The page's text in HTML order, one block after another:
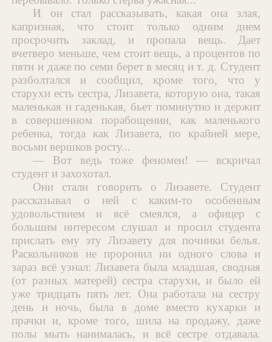
И он стал рассказывать, какая она злая,
капризная, что стоит только одним днем
просрочить заклад, и пропала вещь. Дает
вчетверо меньше, чем стоит вещь, а процентов по
пяти и даже по семи берет в месяц и т. д. Студент
разболтался и сообщил, кроме того, что у
старухи есть сестра, Лизавета, которую она, такая
маленькая и гаденькая, бьет поминутно и держит
в совершенном порабощении, как маленького
ребенка, тогда как Лизавета, по крайней мере,
восьми вершков росту...
— Вот ведь тоже феномен! — вскричал
студент и захохотал.
Они стали говорить о Лизавете. Студент
рассказывал о ней с каким-то особенным
удовольствием и всё смеялся, а офицер с
большим интересом слушал и просил студента
прислать ему эту Лизавету для починки белья.
Раскольников не проронил ни одного слова и
зараз всё узнал: Лизавета была младшая, сводная
(от разных матерей) сестра старухи, и было ей
уже тридцать пять лет. Она работала на сестру
день и ночь, была в доме вместо кухарки и
прачки и, кроме того, шила на продажу, даже
полы мыть нанималась, и всё сестре отдавала.